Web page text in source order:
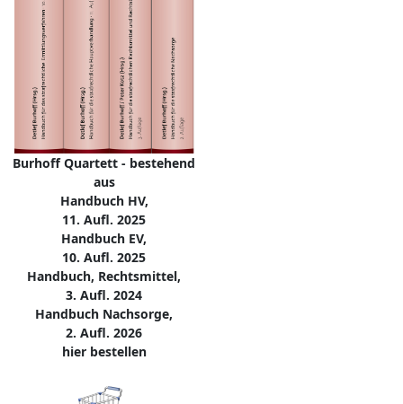
Burhoff Quartett - bestehend
aus
Handbuch HV,
11. Aufl. 2025
Handbuch EV,
10. Aufl. 2025
Handbuch, Rechtsmittel,
3. Aufl. 2024
Handbuch Nachsorge,
2. Aufl. 2026
hier bestellen